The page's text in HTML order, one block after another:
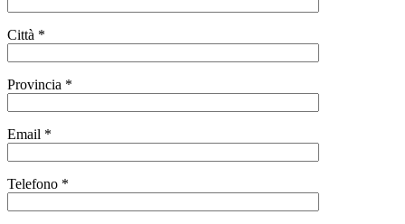
Città *
Provincia *
Email *
Telefono *